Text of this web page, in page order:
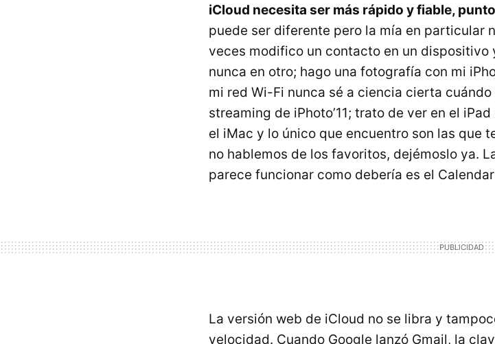
iCloud necesita ser más rápido y fiable,
puede ser diferente pero la mía en particular
veces modifico un contacto en un dispositivo
nunca en otro; hago una fotografía con mi
mi red Wi-Fi nunca sé a ciencia cierta
streaming de iPhoto’11; trato de ver en el
el iMac y lo único que encuentro son las que
no hablemos de los favoritos, dejémoslo ya.
parece funcionar como debería es el
La versión web de iCloud no se libra y
velocidad. Cuando Google lanzó Gmail, la